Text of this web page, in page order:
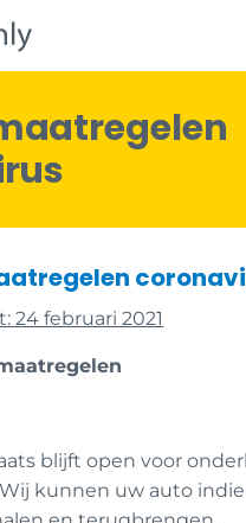
24 februari 2021
blijft open voor
kunnen uw auto